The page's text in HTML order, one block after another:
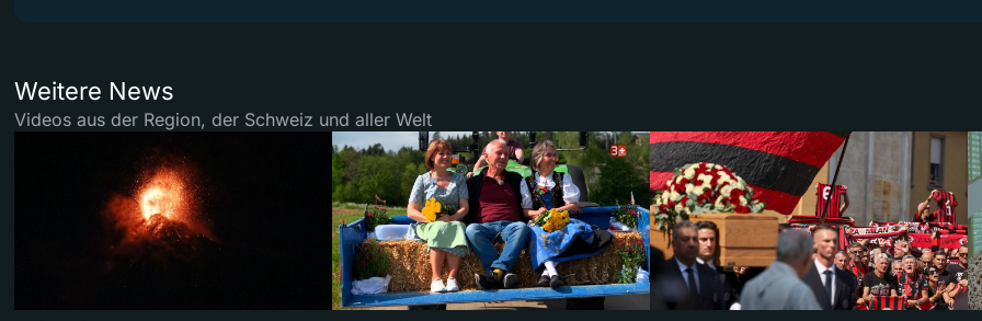
Weitere News
Videos aus der Region, der Schweiz und aller Welt